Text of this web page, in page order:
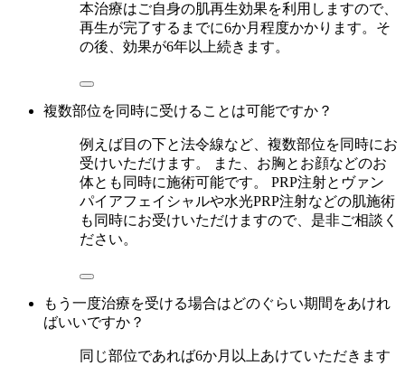
本治療はご自身の肌再生効果を利用しますので、
再生が完了するまでに6か月程度かかります。そ
の後、効果が6年以上続きます。
複数部位を同時に受けることは可能ですか？
例えば目の下と法令線など、複数部位を同時にお
受けいただけます。 また、お胸とお顔などのお
体とも同時に施術可能です。 PRP注射とヴァン
パイアフェイシャルや水光PRP注射などの肌施術
も同時にお受けいただけますので、是非ご相談く
ださい。
もう一度治療を受ける場合はどのぐらい期間をあけれ
ばいいですか？
同じ部位であれば6か月以上あけていただきます